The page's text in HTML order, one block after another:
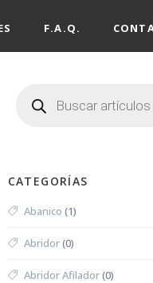
F.A.Q.
CATEGORÍAS
Abanico (1)
Abridor(0)
Abridor Afilador(0)